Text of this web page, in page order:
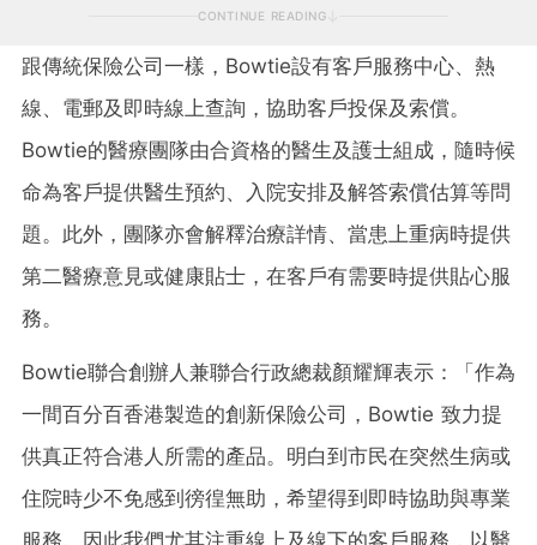
CONTINUE READING
跟傳統保險公司一樣，Bowtie設有客戶服務中心、熱
線、電郵及即時線上查詢，協助客戶投保及索償。
Bowtie的醫療團隊由合資格的醫生及護士組成，隨時候
命為客戶提供醫生預約、入院安排及解答索償估算等問
題。此外，團隊亦會解釋治療詳情、當患上重病時提供
第二醫療意見或健康貼士，在客戶有需要時提供貼心服
務。
Bowtie聯合創辦人兼聯合行政總裁顏耀輝表示：「作為
一間百分百香港製造的創新保險公司，Bowtie 致力提
供真正符合港人所需的產品。明白到市民在突然生病或
住院時少不免感到徬徨無助，希望得到即時協助與專業
服務。因此我們尤其注重線上及線下的客戶服務，以醫